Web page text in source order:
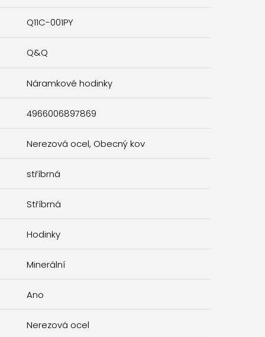
Q11C-001PY
Q&Q
Náramkové hodinky
4966006897869
Nerezová ocel, Obecný kov
stříbrná
Stříbrná
Hodinky
Minerální
Ano
Nerezová ocel